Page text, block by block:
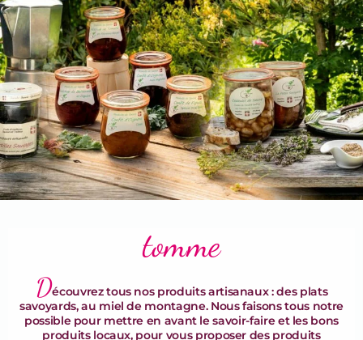
tomme
Découvrez tous nos produits artisanaux : des plats
savoyards, au miel de montagne. Nous faisons tous notre
possible pour mettre en avant le savoir-faire et les bons
produits locaux, pour vous proposer des produits